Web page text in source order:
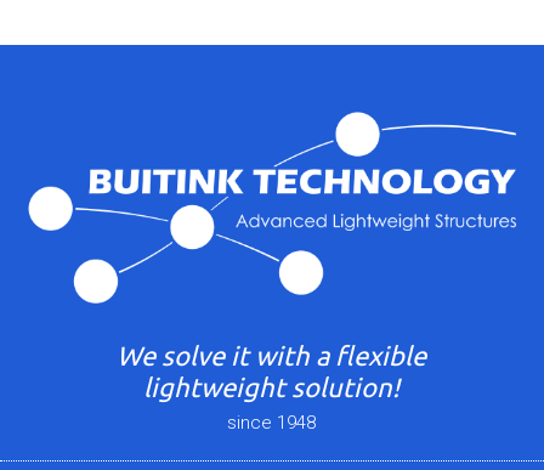
We solve it with a flexible
lightweight solution!
since 1948